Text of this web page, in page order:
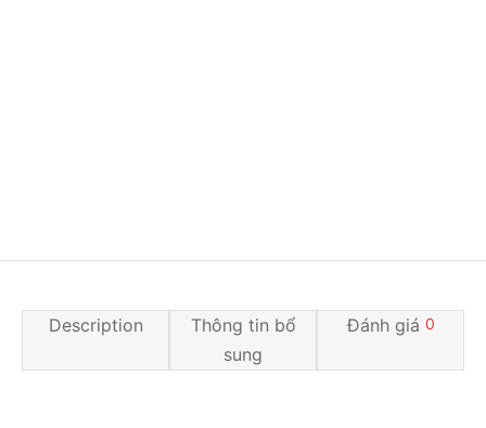
Description
Thông tin bổ
sung
Đánh giá 0